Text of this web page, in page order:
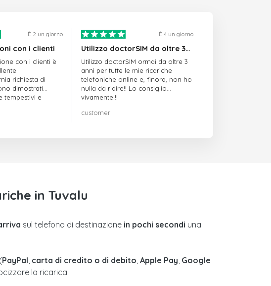
È 2 un giorno
con i clienti
con i clienti è
richiesta di
dimostrati
tempestivi e
È 4 un giorno
Utilizzo doctorSIM da oltre 3…
Utilizzo doctorSIM ormai da oltre 3
anni per tutte le mie ricariche
telefoniche online e, finora, non ho
nulla da ridire!! Lo consiglio
vivamente!!!
customer
in Tuvalu
sul telefono di destinazione in pochi secondi una
PayPal, carta di credito o di debito, Apple Pay, Google
la ricarica.